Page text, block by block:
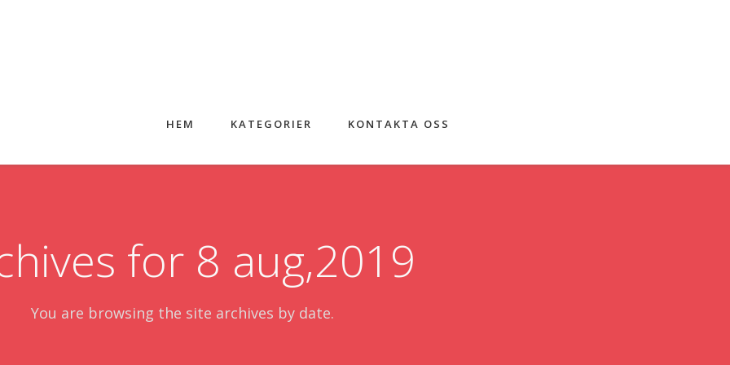
HEM KATEGORIER KONTAKTA OSS
for 8 aug,2019
You are browsing the site archives by date.